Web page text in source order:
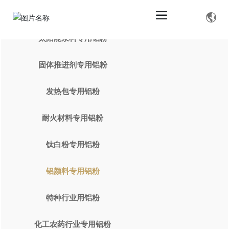
太阳能浆料专用铝粉
固体推进剂专用铝粉
发热包专用铝粉
耐火材料专用铝粉
钛白粉专用铝粉
铝颜料专用铝粉
特种行业用铝粉
化工农药行业专用铝粉